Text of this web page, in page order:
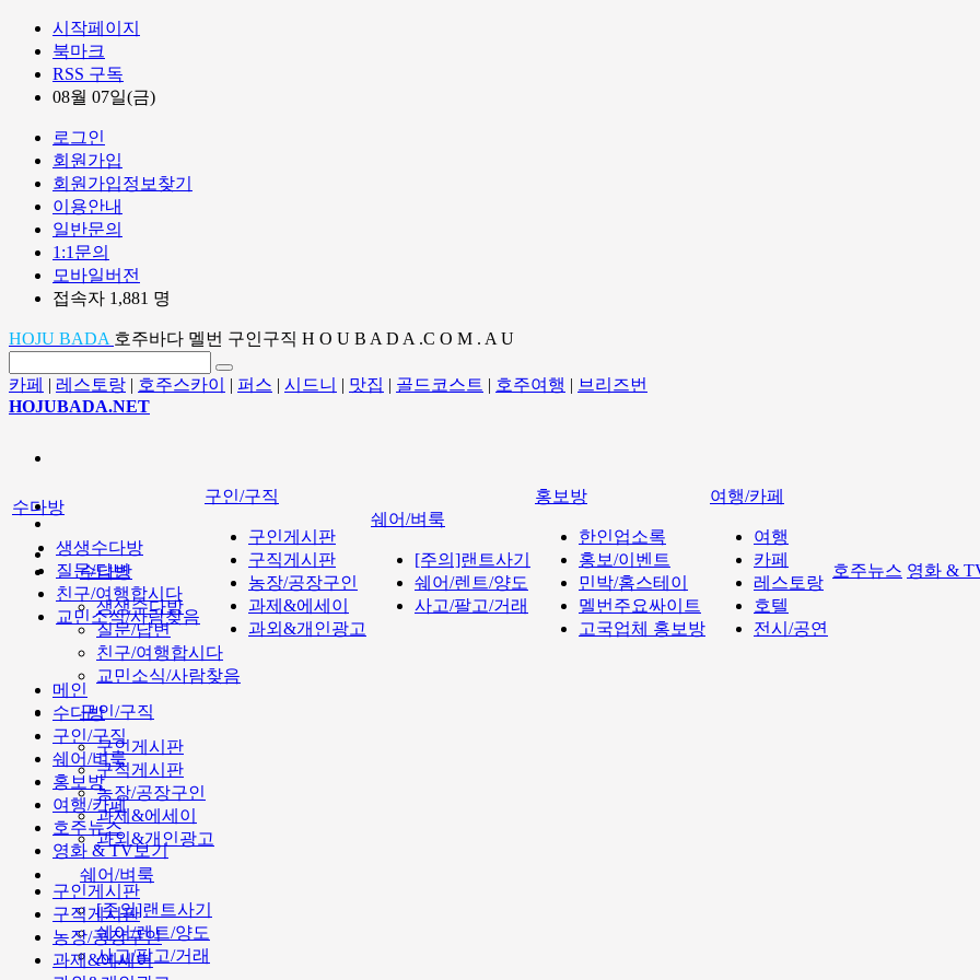
시작페이지
북마크
RSS 구독
08월 07일(금)
로그인
회원가입
회원가입정보찾기
이용안내
일반문의
1:1문의
모바일버전
접속자 1,881 명
HOJU BADA 호주바다 멜번 구인구직 H O U B A D A .C O M . A U
카페 | 레스토랑 | 호주스카이 | 퍼스 | 시드니 | 맛집 | 골드코스트 | 호주여행 | 브리즈번
HOJUBADA.NET
수다방
생생수다방
질문/답변
친구/여행합시다
교민소식/사람찾음
구인/구직
구인게시판
구직게시판
농장/공장구인
과제&에세이
과외&개인광고
쉐어/벼룩
[주의]랜트사기
쉐어/렌트/양도
사고/팔고/거래
수다방
생생수다방
질문/답변
친구/여행합시다
교민소식/사람찾음
구인/구직
구인게시판
구직게시판
농장/공장구인
과제&에세이
과외&개인광고
쉐어/벼룩
[주의]랜트사기
쉐어/렌트/양도
사고/팔고/거래
홍보방
한인업소록
홍보/이벤트
민박/홈스테이
멜번주요싸이트
고국업체 홍보방
여행/카페
여행
카페
레스토랑
호텔
전시/공연
호주뉴스 영화 &
메인
수다방
구인/구직
쉐어/벼룩
홍보방
여행/카페
호주뉴스
영화 & TV보기
구인게시판
구직게시판
농장/공장구인
과제&에세이